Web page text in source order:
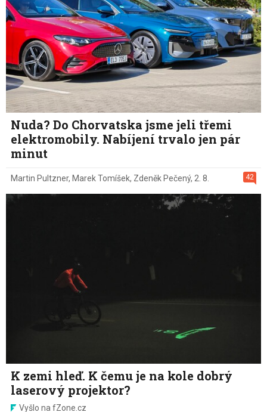
Nuda? Do Chorvatska jsme jeli třemi
elektromobily. Nabíjení trvalo jen pár
minut
42
Martin Pultzner, Marek Tomíšek, Zdeněk Pečený, 2. 8.
K zemi hleď. K čemu je na kole dobrý
laserový projektor?
Vyšlo na fZone.cz